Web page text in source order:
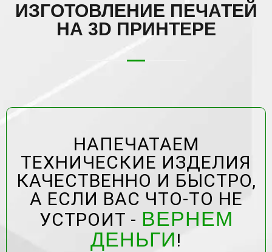
ИЗГОТОВЛЕНИЕ ПЕЧАТЕЙ
НА 3D ПРИНТЕРЕ
НАПЕЧАТАЕМ
ТЕХНИЧЕСКИЕ ИЗДЕЛИЯ
КАЧЕСТВЕННО И БЫСТРО,
А ЕСЛИ ВАС ЧТО-ТО НЕ
УСТРОИТ - ВЕРНЕМ
ДЕНЬГИ!